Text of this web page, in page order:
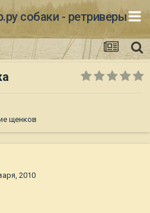
собаки - ретриверы
щенков
2010